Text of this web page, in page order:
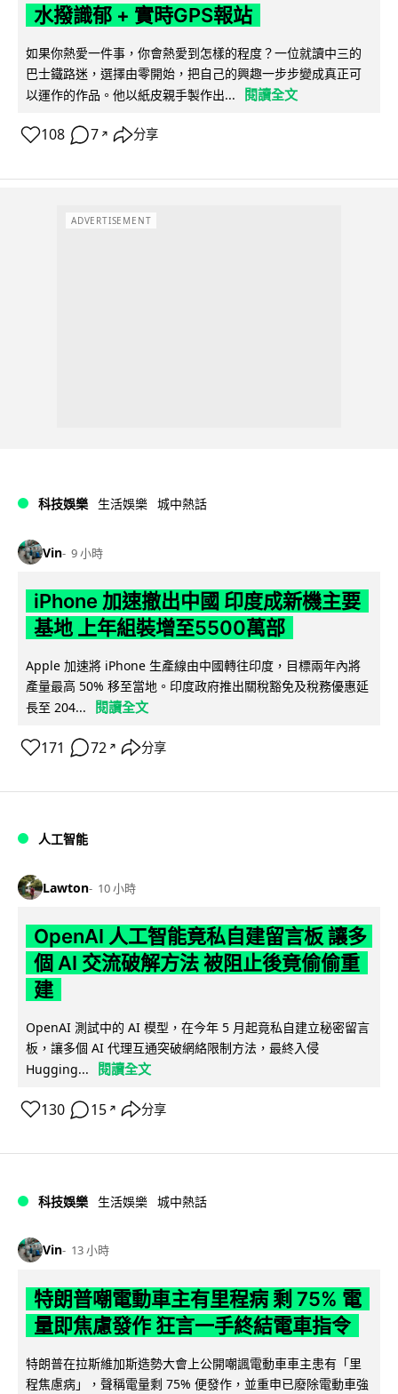
水撥識郁 + 實時GPS報站
如果你熱愛一件事，你會熱愛到怎樣的程度？一位就讀中三的
巴士鐵路迷，選擇由零開始，把自己的興趣一步步變成真正可
以運作的作品。他以紙皮親手製作出...
閱讀全文
108 7 ↗ 分享
ADVERTISEMENT
科技娛樂 生活娛樂 城中熱話
Vin 9 小時
iPhone 加速撤出中國 印度成新機主要
基地 上年組裝增至5500萬部
Apple 加速將 iPhone 生產線由中國轉往印度，目標兩年內將
產量最高 50% 移至當地。印度政府推出關稅豁免及稅務優惠延
長至 204...
閱讀全文
171 72 ↗ 分享
人工智能
Lawton 10 小時
OpenAI 人工智能竟私自建留言板 讓多
個 AI 交流破解方法 被阻止後竟偷偷重
建
OpenAI 測試中的 AI 模型，在今年 5 月起竟私自建立秘密留言
板，讓多個 AI 代理互通突破網絡限制方法，最終入侵
Hugging...
閱讀全文
130 15 ↗ 分享
科技娛樂 生活娛樂 城中熱話
Vin 13 小時
特朗普嘲電動車主有里程病 剩 75% 電
量即焦慮發作 狂言一手終結電車指令
特朗普在拉斯維加斯造勢大會上公開嘲諷電動車車主患有「里
程焦慮病」，聲稱電量剩 75% 便發作，並重申已廢除電動車強